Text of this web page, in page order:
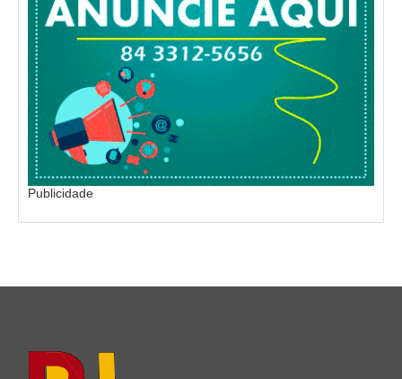
Publicidade